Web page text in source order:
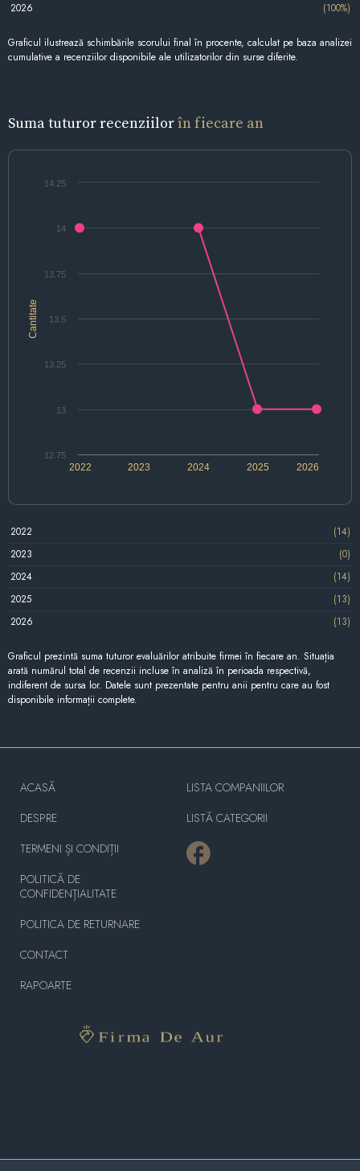
2026
(100%)
Graficul ilustrează schimbările scorului final în procente, calculat pe baza analizei
cumulative a recenziilor disponibile ale utilizatorilor din surse diferite.
Suma tuturor recenziilorîn fiecare an
Cantitate
2025
2022 2023 2024 2026
12.75
13
13.25
13.5
13.75
14
14.25
2022
(14)
2023
(0)
2024
(14)
2025
(13)
2026
(13)
Graficul prezintă suma tuturor evaluărilor atribuite firmei în fiecare an. Situația
arată numărul total de recenzii incluse în analiză în perioada respectivă,
indiferent de sursa lor. Datele sunt prezentate pentru anii pentru care au fost
disponibile informații complete.
ACASĂ
DESPRE
TERMENI ȘI CONDIȚII
POLITICĂ DE
CONFIDENȚIALITATE
POLITICA DE RETURNARE
CONTACT
RAPOARTE
LISTA COMPANIILOR
LISTĂ CATEGORII